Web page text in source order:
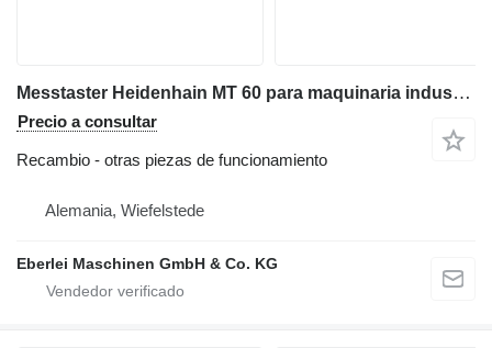
Messtaster Heidenhain MT 60 para maquinaria industrial
Precio a consultar
Recambio - otras piezas de funcionamiento
Alemania, Wiefelstede
Eberlei Maschinen GmbH & Co. KG